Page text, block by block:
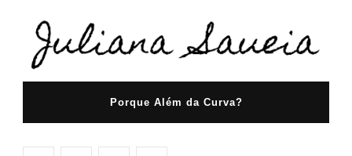
Porque Além da Curva?